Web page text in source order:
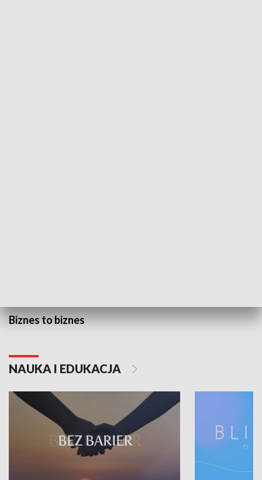
Biznes to biznes
NAUKA I EDUKACJA